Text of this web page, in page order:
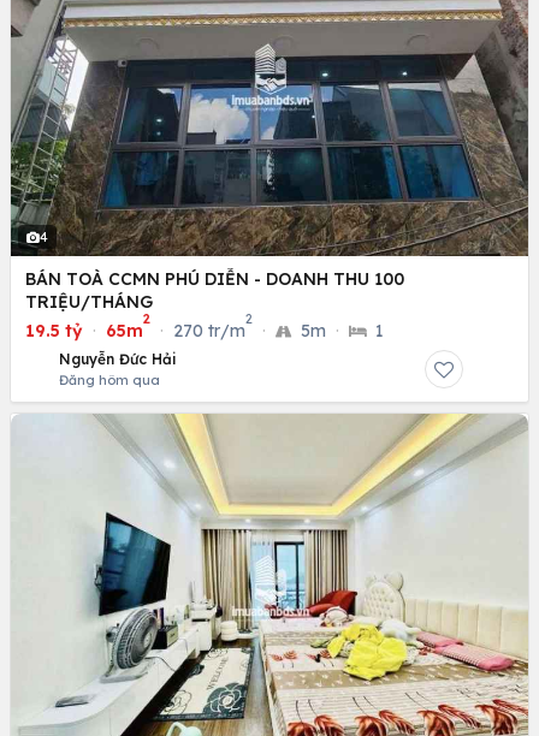
4
BÁN TOÀ CCMN PHÚ DIỄN - DOANH THU 100
TRIỆU/THÁNG
19.5 tỷ · 65m
2
· 270 tr/m
2
· 5m · 1
Nguyễn Đức Hải
Đăng hôm qua